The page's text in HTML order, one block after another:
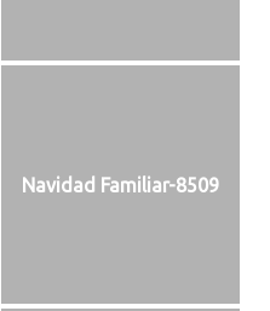
Navidad Familiar-8509